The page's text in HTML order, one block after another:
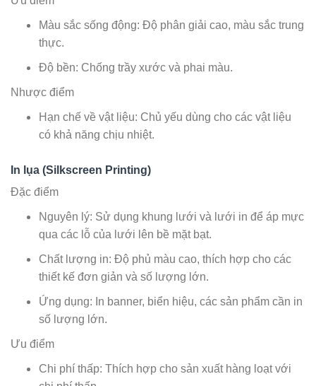
Màu sắc sống động: Độ phân giải cao, màu sắc trung
thực.
Độ bền: Chống trầy xước và phai màu.
Nhược điểm
Hạn chế về vật liệu: Chủ yếu dùng cho các vật liệu
có khả năng chịu nhiệt.
In lụa (Silkscreen Printing)
Đặc điểm
Nguyên lý: Sử dụng khung lưới và lưới in để áp mực
qua các lỗ của lưới lên bề mặt bạt.
Chất lượng in: Độ phủ màu cao, thích hợp cho các
thiết kế đơn giản và số lượng lớn.
Ứng dụng: In banner, biển hiệu, các sản phẩm cần in
số lượng lớn.
Ưu điểm
Chi phí thấp: Thích hợp cho sản xuất hàng loạt với